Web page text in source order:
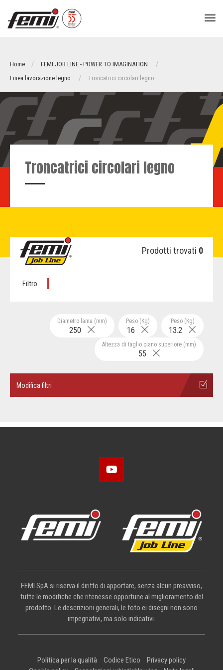
Home
FEMI JOB LINE - POWER TO IMAGINATION
Linea lavorazione legno
Troncatrici circolari legno
Troncatrici circolari legno
Prodotti trovati 0
Filtro
Peso (Kg)
13.2
Peso (Kg)
16
Diametro lama (mm)
250
Altezza di taglio piano superiore (mm)
55
Modifica filtri
FEMI SpA si riserva il diritto di apportare, senza alcun preavviso,
tutte le modifiche che ritenesse opportune al miglioramento del
prodotto. Le descrizioni generali, le foto ei disegni non sono
impegnativi, ma solo indicativi.
Politica per la qualità Codice Etico
Privacy policy